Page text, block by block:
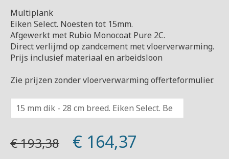
Multiplank
Eiken Select. Noesten tot 15mm.
Afgewerkt met Rubio Monocoat Pure 2C.
Direct verlijmd op zandcement met vloerverwarming.
Prijs inclusief materiaal en arbeidsloon
Zie prijzen zonder vloerverwarming offerteformulier.
€ 193,38 € 164,37